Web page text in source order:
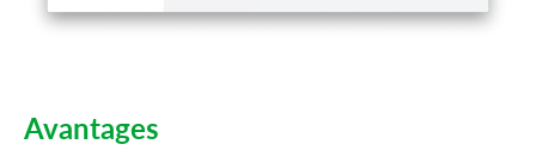
Avantages